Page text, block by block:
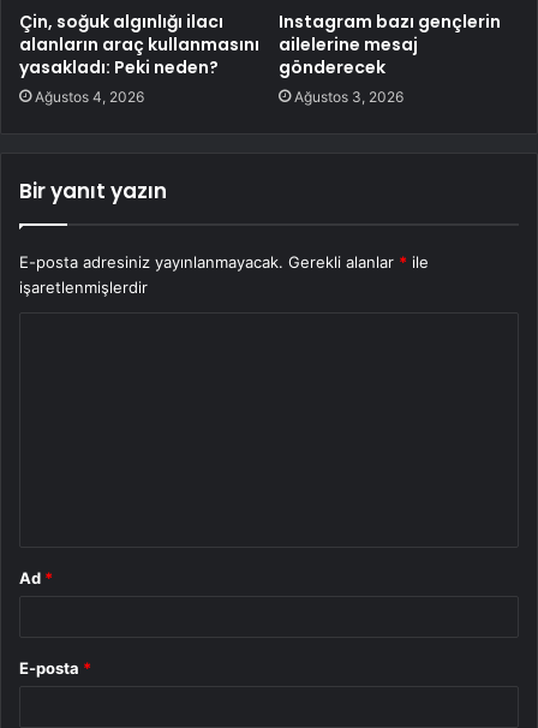
Çin, soğuk algınlığı ilacı
alanların araç kullanmasını
yasakladı: Peki neden?
Ağustos 4, 2026
Instagram bazı gençlerin
ailelerine mesaj
gönderecek
Ağustos 3, 2026
Bir yanıt yazın
E-posta adresiniz yayınlanmayacak. Gerekli alanlar * ile
işaretlenmişlerdir
Ad *
E-posta *